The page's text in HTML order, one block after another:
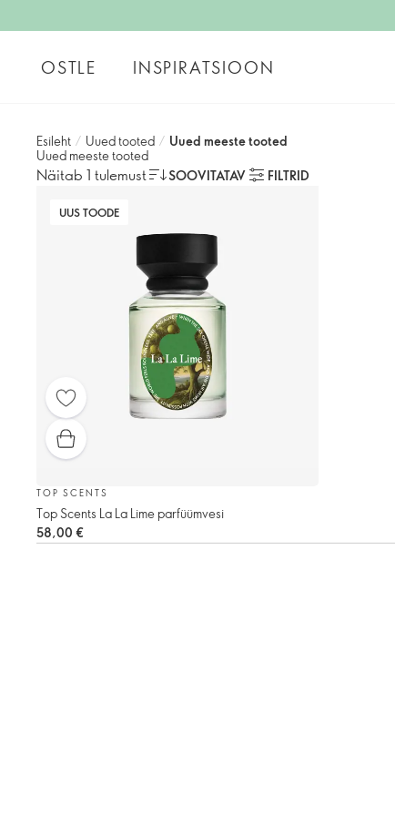
OSTLE INSPIRATSIOON
Esileht / Uued tooted / Uued meeste tooted
Uued meeste tooted
Näitab 1 tulemust SOOVITATAV FILTRID
UUS TOODE
TOP SCENTS
Top Scents La La Lime parfüümvesi
58,00 €